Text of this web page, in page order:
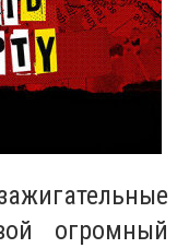
огромный